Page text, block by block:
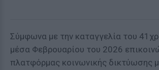
Σύμφωνα με την καταγγελία του
μέσα Φεβρουαρίου του 2026
πλατφόρμας κοινωνικής δικτύωσης